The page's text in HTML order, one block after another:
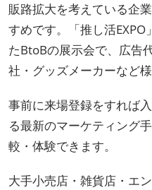
販路拡大を考えている企
すめです。「推し活
たBtoBの展示会で、広告
社・グッズメーカーなど
事前に来場登録をすれば
る最新のマーケティング
較・体験できます。
大手小売店・雑貨店・エ